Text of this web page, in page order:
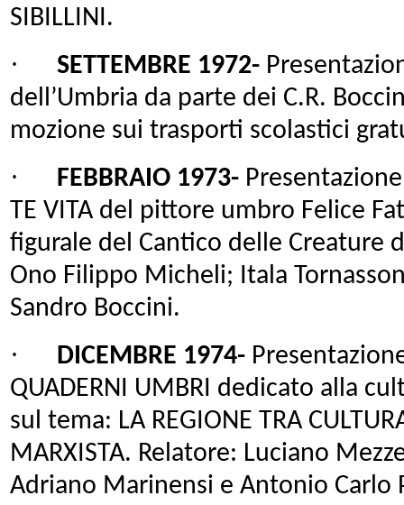
SIBILLINI.
· SETTEMBRE 1972-
dell’Umbria da parte dei C.R.
mozione sui trasporti scolastici
· FEBBRAIO 1973-
TE VITA del pittore umbro Felice
figurale del Cantico delle Creature
Ono Filippo Micheli; Itala
Sandro Boccini.
· DICEMBRE 1974-
QUADERNI UMBRI dedicato alla
sul tema: LA REGIONE TRA
MARXISTA. Relatore: Luciano
Adriano Marinensi e Antonio